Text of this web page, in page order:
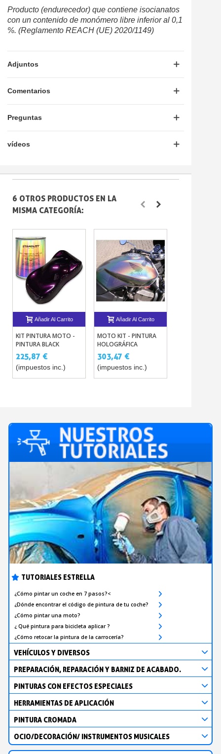
TUTORIALES ESTRELLA
¿Cómo pintar un coche en 7 pasos?<
¿Dónde encontrar el código de pintura de tu coche?
¿Cómo pintar una moto?
¿ Qué pintura para bicicleta aplicar ?
¿Cómo retocar la pintura de la carrocería?
VEHÍCULOS Y DIVERSOS
PREPARACIÓN, REPARACIÓN Y BARNIZ DE ACABADO.
PINTURAS CON EFECTOS ESPECIALES
HERRAMIENTAS DE APLICACIÓN
PINTURA CROMADA
OCIO/DECORACIÓN/ INSTRUMENTOS MUSICALES
Producto (endurecedor) que contiene isocianatos
con un contenido de monómero libre inferior al 0,1
%. (Reglamento REACH (UE) 2020/1149)
Adjuntos
Comentarios
Preguntas
vídeos
6 OTROS PRODUCTOS EN LA
MISMA CATEGORÍA:
Añadir Al Carrito
KIT PINTURA MOTO -
PINTURA BLACK
INTERFERENCE
225,87 €
(impuestos inc.)
Añadir Al Carrito
MOTO KIT - PINTURA
HOLOGRÁFICA
303,47 €
(impuestos inc.)